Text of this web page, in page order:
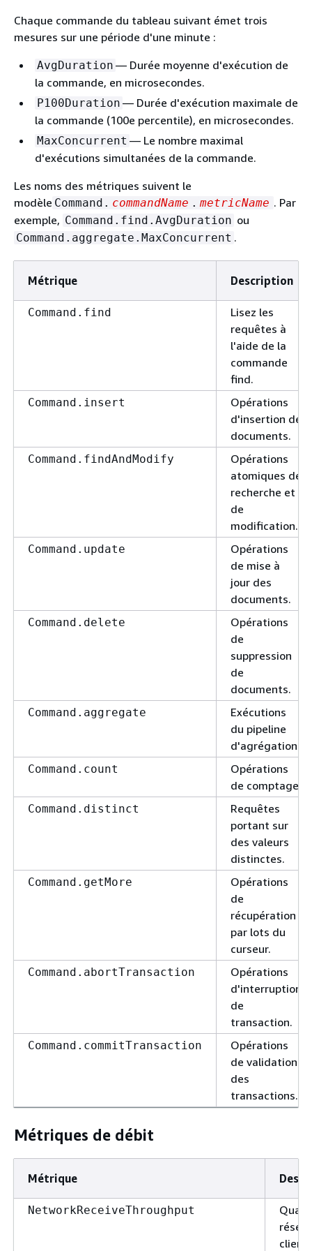
Chaque commande du tableau suivant émet trois
mesures sur une période d'une minute :
AvgDuration — Durée moyenne d'exécution de
la commande, en microsecondes.
P100Duration — Durée d'exécution maximale de
la commande (100e percentile), en microsecondes.
MaxConcurrent — Le nombre maximal
d'exécutions simultanées de la commande.
Les noms des métriques suivent le
modèle Command. commandName . metricName . Par
exemple, Command.find.AvgDuration ou
Command.aggregate.MaxConcurrent .
Métrique Description
Command.find
Lisez les
requêtes à
l'aide de la
commande
find.
Command.insert
Opérations
d'insertion de
documents.
Command.findAndModify
Opérations
atomiques de
recherche et
de
modification.
Command.update
Opérations
de mise à
jour des
documents.
Command.delete
Opérations
de
suppression
de
documents.
Command.aggregate
Exécutions
du pipeline
d'agrégation.
Command.count
Opérations
de comptage.
Command.distinct
Requêtes
portant sur
des valeurs
distinctes.
Command.getMore
Opérations
de
récupération
par lots du
curseur.
Command.abortTransaction
Opérations
d'interruption
de
transaction.
Command.commitTransaction
Opérations
de validation
des
transactions.
Métriques de débit
Métrique
NetworkReceiveThroughput